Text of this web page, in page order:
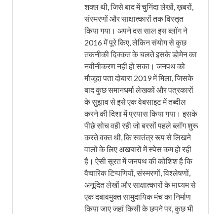
शक्ल थी, जिसे बाद में चुनिंदा लेखों, ख़बरों,
संस्मरणों और साक्षात्कारों तक विस्तृत
किया गया। अपने दस साल इस ब्लॉग ने
2016 में पूरे किए, लेकिन संयोग से कुछ
तकनीकी दिक्कत के चलते इसके डोमेन का
नवीनीकरण नहीं हो सका। जनपथ को
मौजूदा पता दोबारा 2019 में मिला, जिसके
बाद कुछ समानधर्मा लेखकों और पत्रकारों
के सुझाव से इसे एक वेबसाइट में तब्दील
करने की दिशा में प्रयास किया गया। इसके
पीछे सोच वही रही जो बरसों पहले ब्लॉग शुरू
करते वक्त थी, कि स्वतंत्र रूप से लिखने
वालों के लिए अखबारों में स्पेस कम हो रही
है। ऐसी सूरत में जनपथ की कोशिश है कि
वैचारिक टिप्पणियों, संस्मरणों, विश्लेषणों,
अनूदित लेखों और साक्षात्कारों के माध्यम से
एक दबावमुक्त सामुदायिक मंच का निर्माण
किया जाए जहां किसी के छपने पर, कुछ भी